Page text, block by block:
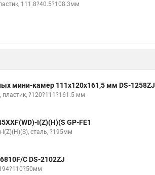
111.8?40.5?108.3мм
мини-камер 111x120x161,5 мм DS-1258ZJ
?120?111?161.5 мм
I(Z)(H)(S GP-FE1
I(Z)(H)(S), сталь, ?195мм
C DS-2102ZJ